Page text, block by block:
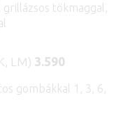
grillázsos tökmaggal,
LM) 3.590
gombákkal 1, 3, 6,